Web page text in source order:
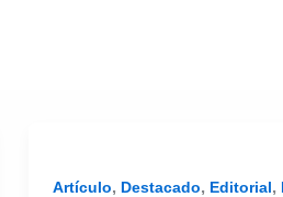
Artículo, Destacado, Editorial,